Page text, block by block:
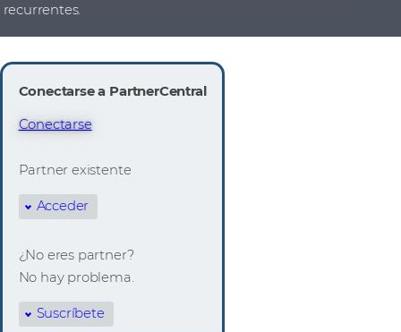
recurrentes.
Conectarse a PartnerCentral
Conectarse
Partner existente
Acceder
¿No eres partner?
No hay problema.
Suscríbete